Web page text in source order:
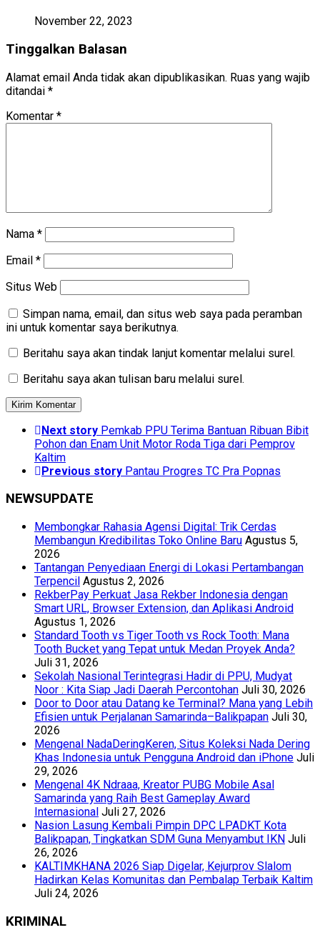
November 22, 2023
Tinggalkan Balasan
Alamat email Anda tidak akan dipublikasikan. Ruas yang wajib
ditandai *
Komentar *
Nama *
Email *
Situs Web
Simpan nama, email, dan situs web saya pada peramban
ini untuk komentar saya berikutnya.
Beritahu saya akan tindak lanjut komentar melalui surel.
Beritahu saya akan tulisan baru melalui surel.
Next story Pemkab PPU Terima Bantuan Ribuan Bibit
Pohon dan Enam Unit Motor Roda Tiga dari Pemprov
Kaltim
Previous story Pantau Progres TC Pra Popnas
NEWSUPDATE
Membongkar Rahasia Agensi Digital: Trik Cerdas
Membangun Kredibilitas Toko Online Baru Agustus 5,
2026
Tantangan Penyediaan Energi di Lokasi Pertambangan
Terpencil Agustus 2, 2026
RekberPay Perkuat Jasa Rekber Indonesia dengan
Smart URL, Browser Extension, dan Aplikasi Android
Agustus 1, 2026
Standard Tooth vs Tiger Tooth vs Rock Tooth: Mana
Tooth Bucket yang Tepat untuk Medan Proyek Anda?
Juli 31, 2026
Sekolah Nasional Terintegrasi Hadir di PPU, Mudyat
Noor : Kita Siap Jadi Daerah Percontohan Juli 30, 2026
Door to Door atau Datang ke Terminal? Mana yang Lebih
Efisien untuk Perjalanan Samarinda–Balikpapan Juli 30,
2026
Mengenal NadaDeringKeren, Situs Koleksi Nada Dering
Khas Indonesia untuk Pengguna Android dan iPhone Juli
29, 2026
Mengenal 4K Ndraaa, Kreator PUBG Mobile Asal
Samarinda yang Raih Best Gameplay Award
Internasional Juli 27, 2026
Nasion Lasung Kembali Pimpin DPC LPADKT Kota
Balikpapan, Tingkatkan SDM Guna Menyambut IKN Juli
26, 2026
KALTIMKHANA 2026 Siap Digelar, Kejurprov Slalom
Hadirkan Kelas Komunitas dan Pembalap Terbaik Kaltim
Juli 24, 2026
KRIMINAL